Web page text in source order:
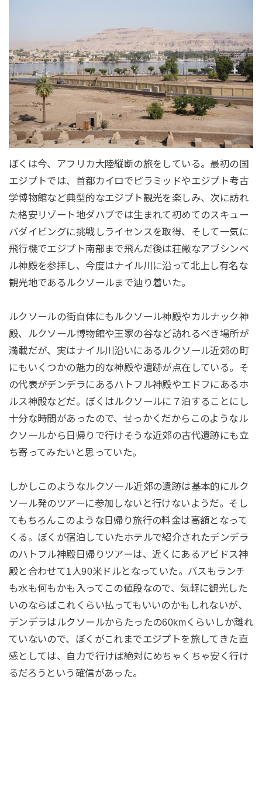
ぼくは今、アフリカ大陸縦断の旅をしている。最初の国
エジプトでは、首都カイロでピラミッドやエジプト考古
学博物館など典型的なエジプト観光を楽しみ、次に訪れ
た格安リゾート地ダハブでは生まれて初めてのスキュー
バダイビングに挑戦しライセンスを取得、そして一気に
飛行機でエジプト南部まで飛んだ後は荘厳なアブシンベ
ル神殿を参拝し、今度はナイル川に沿って北上し有名な
観光地であるルクソールまで辿り着いた。
ルクソールの街自体にもルクソール神殿やカルナック神
殿、ルクソール博物館や王家の谷など訪れるべき場所が
満載だが、実はナイル川沿いにあるルクソール近郊の町
にもいくつかの魅力的な神殿や遺跡が点在している。そ
の代表がデンデラにあるハトフル神殿やエドフにあるホ
ルス神殿などだ。ぼくはルクソールに７泊することにし
十分な時間があったので、せっかくだからこのようなル
クソールから日帰りで行けそうな近郊の古代遺跡にも立
ち寄ってみたいと思っていた。
しかしこのようなルクソール近郊の遺跡は基本的にルク
ソール発のツアーに参加しないと行けないようだ。そし
てもちろんこのような日帰り旅行の料金は高額となって
くる。ぼくが宿泊していたホテルで紹介されたデンデラ
のハトフル神殿日帰りツアーは、近くにあるアビドス神
殿と合わせて1人90米ドルとなっていた。バスもランチ
も水も何もかも入ってこの値段なので、気軽に観光した
いのならばこれくらい払ってもいいのかもしれないが、
デンデラはルクソールからたったの60kmくらいしか離れ
ていないので、ぼくがこれまでエジプトを旅してきた直
感としては、自力で行けば絶対にめちゃくちゃ安く行け
るだろうという確信があった。